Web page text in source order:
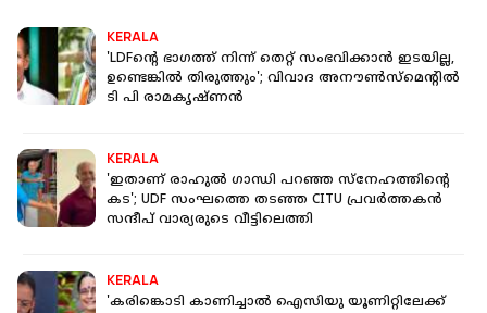
KERALA
'LDFന്റെ ഭാഗത്ത് നിന്ന് തെറ്റ് സംഭവിക്കാൻ ഇടയില്ല,
ഉണ്ടെങ്കിൽ തിരുത്തും'; വിവാദ അനൗൺസ്‌മെന്റിൽ
ടി പി രാമകൃഷ്ണൻ
KERALA
'ഇതാണ് രാഹുൽ ഗാന്ധി പറഞ്ഞ സ്‌നേഹത്തിന്റെ
കട'; UDF സംഘത്തെ തടഞ്ഞ CITU പ്രവർത്തകൻ
സന്ദീപ് വാര്യരുടെ വീട്ടിലെത്തി
KERALA
'കരിങ്കൊടി കാണിച്ചാല്‍ ഐസിയു യൂണിറ്റിലേക്ക്